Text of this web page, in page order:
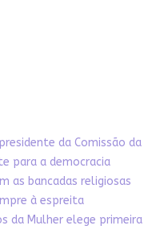
da Comissão da
para a democracia
as bancadas religiosas
à espreita
da Mulher elege primeira